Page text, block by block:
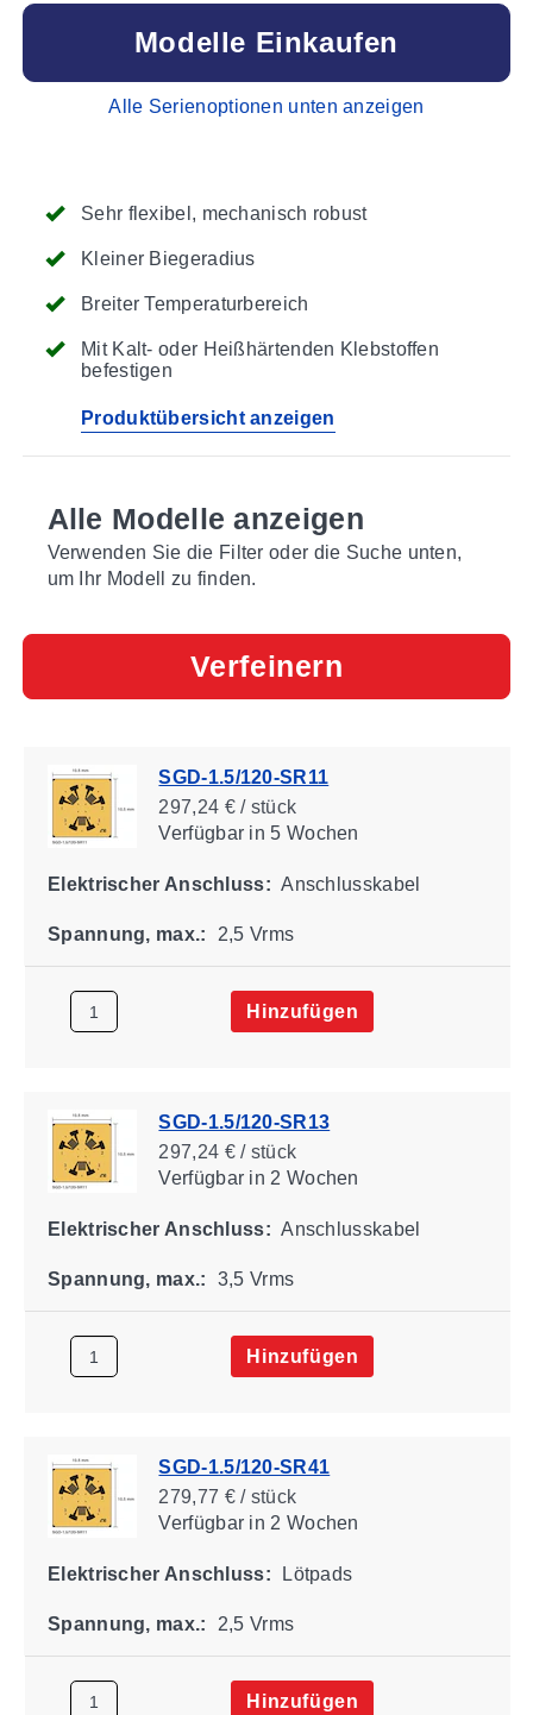
Sehr flexibel, mechanisch robust
Kleiner Biegeradius
Breiter Temperaturbereich
Mit Kalt- oder Heißhärtenden Klebstoffen
befestigen
Produktübersicht anzeigen
Modelle Einkaufen
Alle Serienoptionen unten anzeigen
Alle Modelle anzeigen
Verwenden Sie die Filter oder die Suche unten,
um Ihr Modell zu finden.
Verfeinern
SGD-1.5/120-SR11
297,24 € / stück
Verfügbarin 5 Wochen
Elektrischer Anschluss: Anschlusskabel
Spannung, max.: 2,5 Vrms
Hinzufügen
SGD-1.5/120-SR13
297,24 € / stück
Verfügbarin 2 Wochen
Elektrischer Anschluss: Anschlusskabel
Spannung, max.: 3,5 Vrms
Hinzufügen
SGD-1.5/120-SR41
279,77 € / stück
Verfügbarin 2 Wochen
Elektrischer Anschluss: Lötpads
Spannung, max.: 2,5 Vrms
Hinzufügen